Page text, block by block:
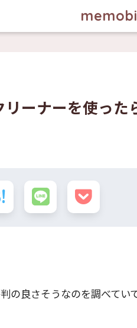
ーナーを使った
の良さそうなのを調べてい